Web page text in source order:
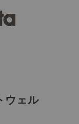
ウェル